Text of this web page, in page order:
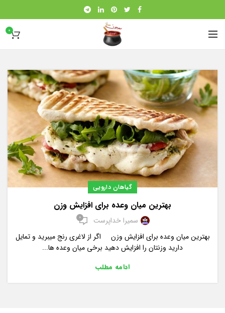
0
گیاهان دارویی
بهترین میان وعده برای افزایش وزن
سمیرا خداپرست 0
بهترین میان وعده برای افزایش وزن اگر از لاغری رنج میبرید و تمایل
دارید وزنتان را افزایش دهید برخی میان وعده ها...
ادامه مطلب